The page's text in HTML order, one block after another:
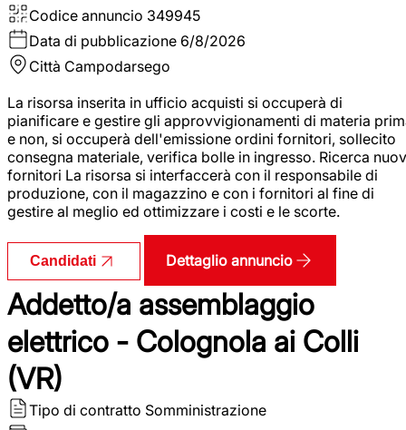
Codice annuncio 349945
Data di pubblicazione 6/8/2026
Città Campodarsego
La risorsa inserita in ufficio acquisti si occuperà di
pianificare e gestire gli approvvigionamenti di materia
e non, si occuperà dell'emissione ordini fornitori, sollecito
consegna materiale, verifica bolle in ingresso. Ricerca
fornitori La risorsa si interfaccerà con il responsabile di
produzione, con il magazzino e con i fornitori al fine di
gestire al meglio ed ottimizzare i costi e le scorte.
Candidati Dettaglio annuncio
Addetto/a assemblaggio
elettrico - Colognola ai Colli
(VR)
Tipo di contratto Somministrazione